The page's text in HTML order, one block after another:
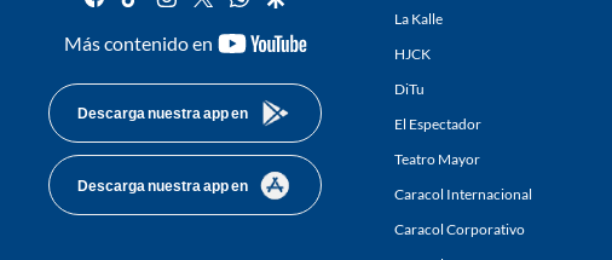
Más contenido en
youtube-
Descarga nuestra app en
Descarga nuestra app en
La Kalle
HJCK
DiTu
El Espectador
Teatro Mayor
Caracol Internacional
Caracol Corporativo